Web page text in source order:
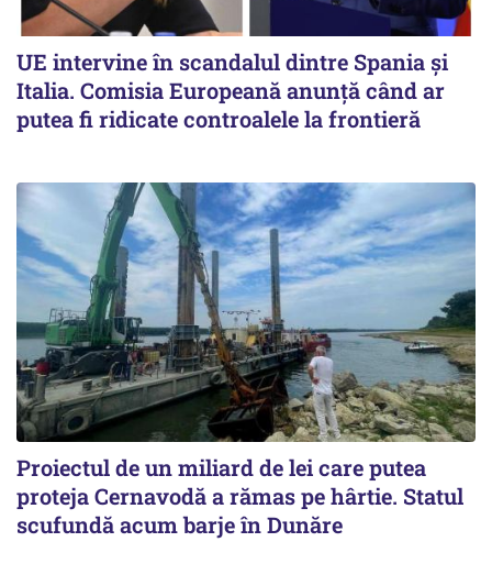
UE intervine în scandalul dintre Spania și
Italia. Comisia Europeană anunță când ar
putea fi ridicate controalele la frontieră
Proiectul de un miliard de lei care putea
proteja Cernavodă a rămas pe hârtie. Statul
scufundă acum barje în Dunăre